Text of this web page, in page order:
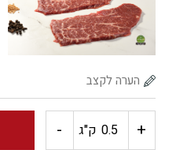
"חי
בריא"
+ כמות ק"ג -